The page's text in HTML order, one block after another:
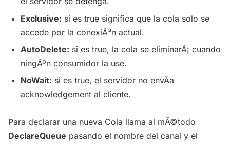
Exclusive: si es true significa que la cola solo se
accede por la conexiÃ³n actual.
AutoDelete: si es true, la cola se eliminarÃ¡ cuando
ningÃºn consumidor la use.
NoWait: si es true, el servidor no envÃ­a
acknowledgement al cliente.
Para declarar una nueva Cola llama al mÃ©todo
DeclareQueue pasando el nombre del canal y el